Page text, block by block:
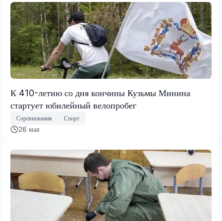
К 410-летию со дня кончины Кузьмы Минина
стартует юбилейный велопробег
Соревнования Спорт
26 мая